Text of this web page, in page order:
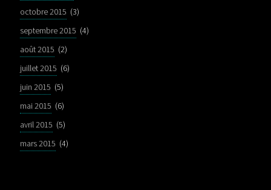
octobre 2015 (3)
septembre 2015 (4)
août 2015 (2)
juillet 2015 (6)
juin 2015 (5)
mai 2015 (6)
avril 2015 (5)
mars 2015 (4)